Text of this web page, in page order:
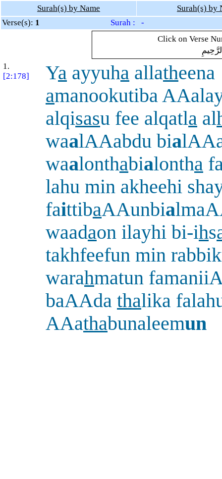
Surah(s) by Name
Surah(s) by
Verse(s): 1
Surah : -
Click on Verse
1.
[2:178]
Ya ayyuha allatheena
amanookutiba
alqisasu fee alqatla al
waalAAabdu bia
waalonthabialontha
lahu min akheehi
faittibaAAunbia
waadaon ilayhi bi-ihs
takhfeefun min
warahmatun
baAAda thalika
AAathabunaleemun